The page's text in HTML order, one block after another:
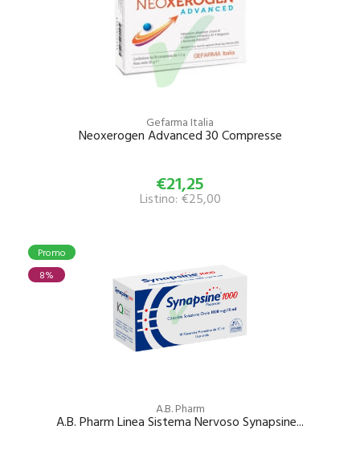
Gefarma Italia
Neoxerogen Advanced 30 Compresse
€21,25
Listino: €25,00
Promo
8%
A.B. Pharm
A.B. Pharm Linea Sistema Nervoso Synapsine...